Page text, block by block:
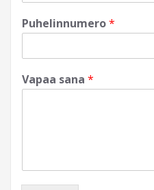
Puhelinnumero*
Vapaa sana *